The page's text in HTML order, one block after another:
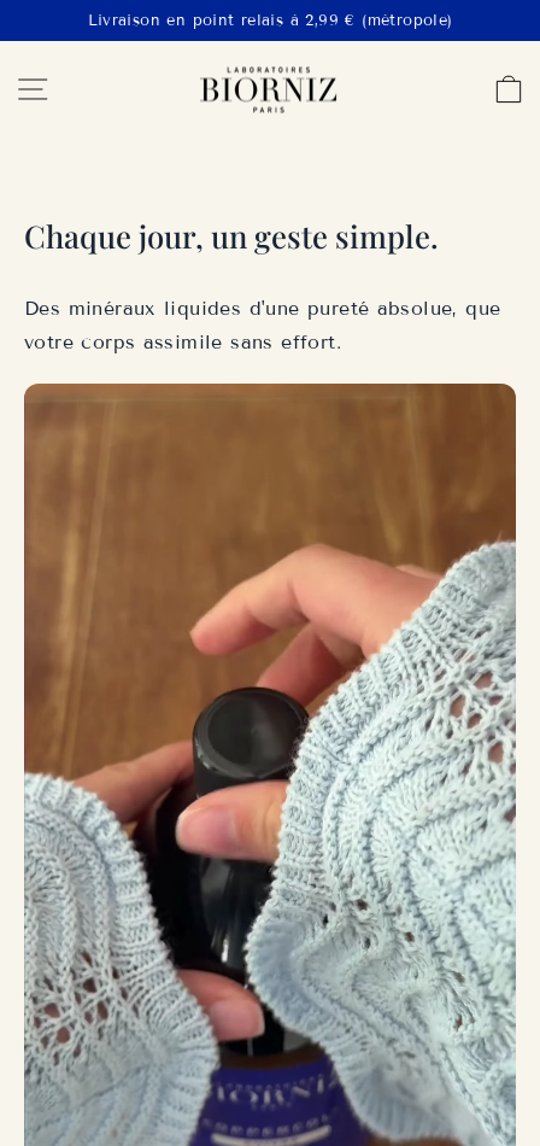
au
contenu
Pause
Livraison en point relais à 2,99 € (métropole)
LABORATOIRES
Chaque jour, un geste simple.
Des minéraux liquides d'une pureté absolue, que
votre corps assimile sans effort.